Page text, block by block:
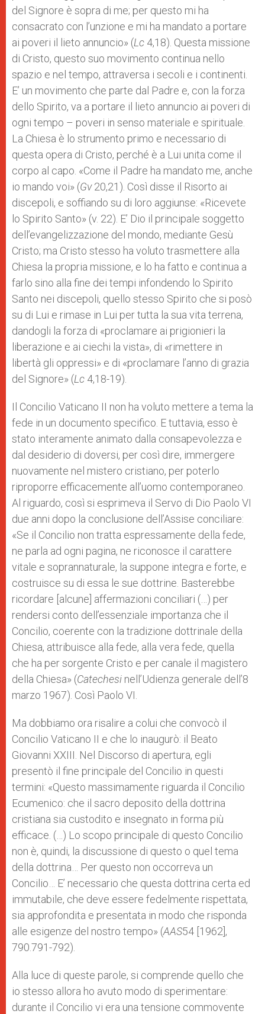
del Signore è sopra di me; per questo mi ha
consacrato con l’unzione e mi ha mandato a portare
ai poveri il lieto annuncio» (Lc 4,18). Questa missione
di Cristo, questo suo movimento continua nello
spazio e nel tempo, attraversa i secoli e i continenti.
E’ un movimento che parte dal Padre e, con la forza
dello Spirito, va a portare il lieto annuncio ai poveri di
ogni tempo – poveri in senso materiale e spirituale.
La Chiesa è lo strumento primo e necessario di
questa opera di Cristo, perché è a Lui unita come il
corpo al capo. «Come il Padre ha mandato me, anche
io mando voi» (Gv20,21). Così disse il Risorto ai
discepoli, e soffiando su di loro aggiunse: «Ricevete
lo Spirito Santo» (v. 22). E’ Dio il principale soggetto
dell’evangelizzazione del mondo, mediante Gesù
Cristo; ma Cristo stesso ha voluto trasmettere alla
Chiesa la propria missione, e lo ha fatto e continua a
farlo sino alla fine dei tempi infondendo lo Spirito
Santo nei discepoli, quello stesso Spirito che si posò
su di Lui e rimase in Lui per tutta la sua vita terrena,
dandogli la forza di «proclamare ai prigionieri la
liberazione e ai ciechi la vista», di «rimettere in
libertà gli oppressi» e di «proclamare l’anno di grazia
del Signore» (Lc 4,18-19).
Il Concilio Vaticano II non ha voluto mettere a tema la
fede in un documento specifico. E tuttavia, esso è
stato interamente animato dalla consapevolezza e
dal desiderio di doversi, per così dire, immergere
nuovamente nel mistero cristiano, per poterlo
riproporre efficacemente all’uomo contemporaneo.
Al riguardo, così si esprimeva il Servo di Dio Paolo VI
due anni dopo la conclusione dell’Assise conciliare:
«Se il Concilio non tratta espressamente della fede,
ne parla ad ogni pagina, ne riconosce il carattere
vitale e soprannaturale, la suppone integra e forte, e
costruisce su di essa le sue dottrine. Basterebbe
ricordare [alcune] affermazioni conciliari (…) per
rendersi conto dell’essenziale importanza che il
Concilio, coerente con la tradizione dottrinale della
Chiesa, attribuisce alla fede, alla vera fede, quella
che ha per sorgente Cristo e per canale il magistero
della Chiesa» (Catechesi nell’Udienza generale dell’8
marzo 1967). Così Paolo VI.
Ma dobbiamo ora risalire a colui che convocò il
Concilio Vaticano II e che lo inaugurò: il Beato
Giovanni XXIII. Nel Discorso di apertura, egli
presentò il fine principale del Concilio in questi
termini: «Questo massimamente riguarda il Concilio
Ecumenico: che il sacro deposito della dottrina
cristiana sia custodito e insegnato in forma più
efficace. (…) Lo scopo principale di questo Concilio
non è, quindi, la discussione di questo o quel tema
della dottrina… Per questo non occorreva un
Concilio… E’ necessario che questa dottrina certa ed
immutabile, che deve essere fedelmente rispettata,
sia approfondita e presentata in modo che risponda
alle esigenze del nostro tempo» (AAS54 [1962],
790.791-792).
Alla luce di queste parole, si comprende quello che
io stesso allora ho avuto modo di sperimentare:
durante il Concilio vi era una tensione commovente